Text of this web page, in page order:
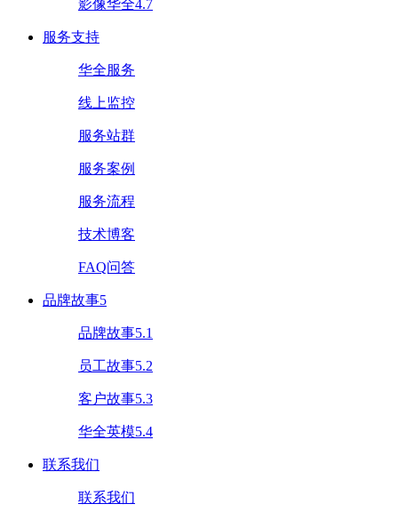
影像华全4.7
服务支持
华全服务
线上监控
服务站群
服务案例
服务流程
技术博客
FAQ问答
品牌故事5
品牌故事5.1
员工故事5.2
客户故事5.3
华全英模5.4
联系我们
联系我们